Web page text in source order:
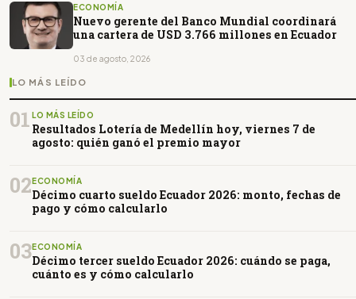
ECONOMÍA
Nuevo gerente del Banco Mundial coordinará
una cartera de USD 3.766 millones en Ecuador
03 de agosto, 2026
LO MÁS LEÍDO
01 LO MÁS LEÍDO
Resultados Lotería de Medellín hoy, viernes 7 de
agosto: quién ganó el premio mayor
02ECONOMÍA
Décimo cuarto sueldo Ecuador 2026: monto, fechas de
pago y cómo calcularlo
03ECONOMÍA
Décimo tercer sueldo Ecuador 2026: cuándo se paga,
cuánto es y cómo calcularlo